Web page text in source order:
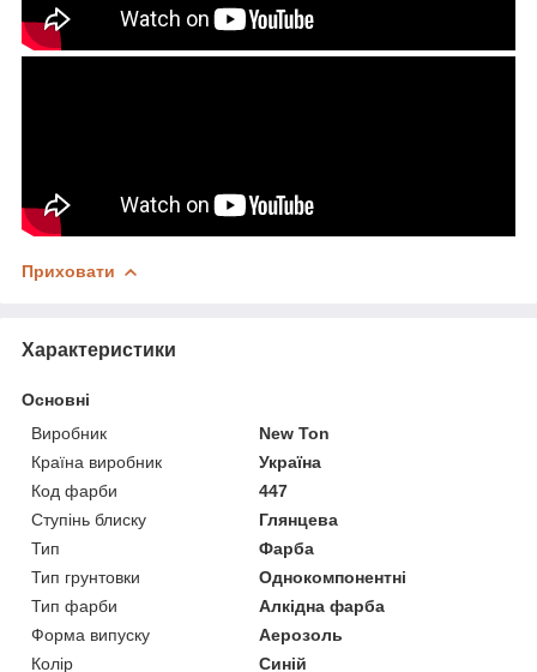
Приховати
Характеристики
Основні
Виробник
New Ton
Країна виробник
Україна
Код фарби
447
Ступінь блиску
Глянцева
Тип
Фарба
Тип грунтовки
Однокомпонентні
Тип фарби
Алкідна фарба
Форма випуску
Аерозоль
Колір
Синій